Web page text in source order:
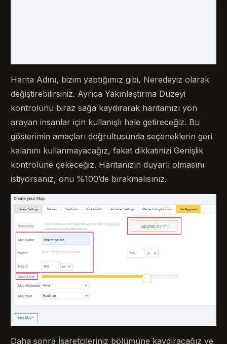
Harita Adını, bizim yaptığımız gibi, Neredeyiz olarak
değiştirebilirsiniz. Ayrıca Yakınlaştırma Düzeyi
kontrolünü biraz sağa kaydırarak haritamızı yön
arayan insanlar için kullanışlı hale getireceğiz. Bu
gösterimin amaçları doğrultusunda seçeneklerin geri
kalanını kullanmayacağız, fakat dikkatinizi Genişlik
kontrolüne çekeceğiz. Haritanızın duyarlı olmasını
istiyorsanız, onu %100’de bırakmalısınız.
Daha sonra İşaretçileriniz bölümüne kaydıracağız ve